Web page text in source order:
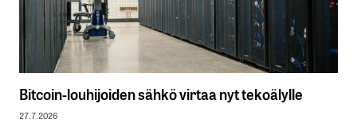
Bitcoin-louhijoiden sähkö virtaa nyt tekoälylle
27.7.2026